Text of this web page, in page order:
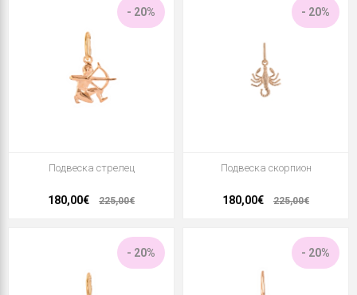
- 20%
Подвеска стрелец
180,00€ 225,00€
- 20%
Подвеска скорпион
180,00€ 225,00€
- 20% - 20%